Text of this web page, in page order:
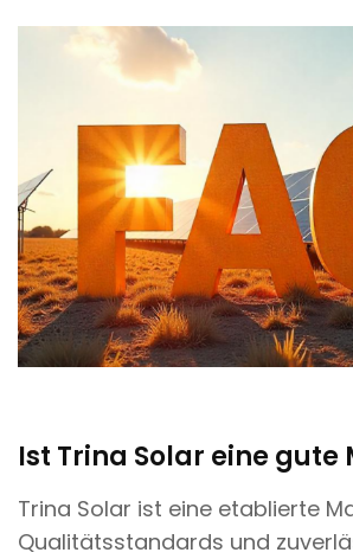
Ist Trina Solar eine gute
Trina Solar ist eine etablierte
Qualitätsstandards und